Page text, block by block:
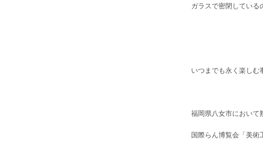
ガラスで密閉している
いつまでも永く楽しむ
福岡県八女市において
国際らん博覧会「美術